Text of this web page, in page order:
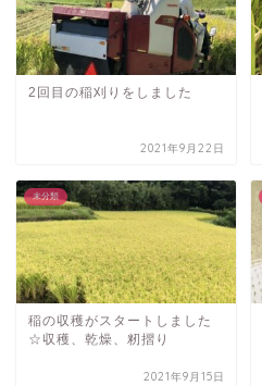
2回目の稲刈りをしました
2021年9月22日
未分類
稲の収穫がスタートしました
☆収穫、乾燥、籾摺り
2021年9月15日